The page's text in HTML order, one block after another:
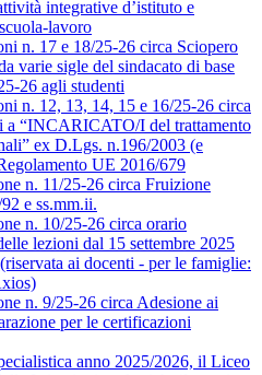
integrative d’istituto e
lavoro
n. 17 e 18/25-26 circa Sciopero
varie sigle del sindacato di base
26 agli studenti
n. 12, 13, 14, 15 e 16/25-26 circa
a “INCARICATO/I del trattamento
ex D.Lgs. n.196/2003 (e
UE 2016/679
n. 11/25-26 circa Fruizione
e ss.mm.ii.
n. 10/25-26 circa orario
lezioni dal 15 settembre 2025
ai docenti - per le famiglie:
n. 9/25-26 circa Adesione ai
per le certificazioni
anno 2025/2026, il Liceo